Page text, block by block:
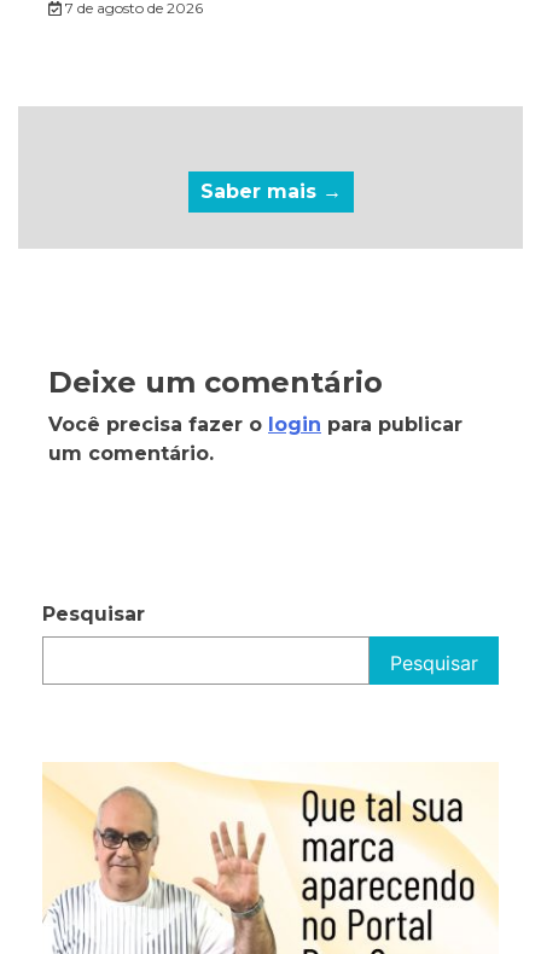
7 de agosto de 2026
Saber mais →
Deixe um comentário
Você precisa fazer o login para publicar
um comentário.
Pesquisar
Pesquisar